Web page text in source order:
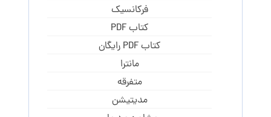
فرکانسیک
کتاب PDF
کتاب PDF رایگان
مانترا
متفرقه
مدیتیشن